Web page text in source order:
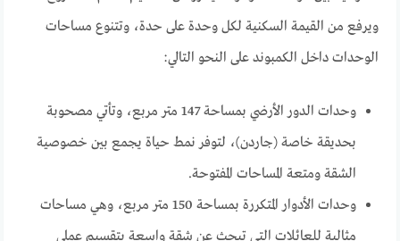
ويرفع من القيمة السكنية لكل وحدة على حدة، وتتنوع مساحات
الوحدات داخل الكمبوند على النحو التالي:
وحدات الدور الأرضي بمساحة 147 متر مربع، وتأتي مصحوبة
بحديقة خاصة (جاردن)، لتوفر نمط حياة يجمع بين خصوصية
الشقة ومتعة المساحات المفتوحة.
وحدات الأدوار المتكررة بمساحة 150 متر مربع، وهي مساحات
مثالية للعائلات التي تبحث عن شقة واسعة بتقسيم عملي